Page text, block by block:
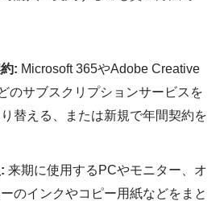
: Microsoft 365やAdobe Creative
のサブスクリプションサービスを
替える、または新規で年間契約を
来期に使用するPCやモニター、オ
のインクやコピー用紙などをまと